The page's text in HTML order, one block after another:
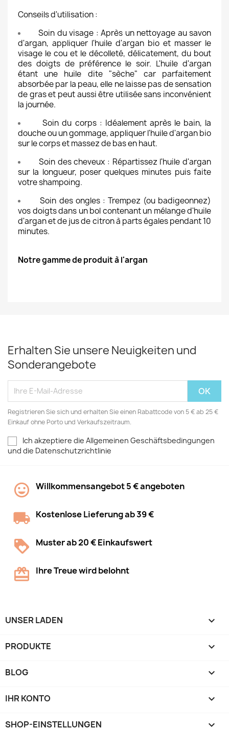
Conseils d'utilisation :
Soin du visage : Après un nettoyage au savon
d'argan, appliquer l'huile d'argan bio et masser le
visage le cou et le décolleté, délicatement, du bout
des doigts de préférence le soir. L'huile d'argan
étant une huile dite "sèche" car parfaitement
absorbée par la peau, elle ne laisse pas de sensation
de gras et peut aussi être utilisée sans inconvénient
la journée.
Soin du corps : Idéalement après le bain, la
douche ou un gommage, appliquer l'huile d'argan bio
sur le corps et massez de bas en haut.
Soin des cheveux : Répartissez l'huile d'argan
sur la longueur, poser quelques minutes puis faite
votre shampoing.
Soin des ongles : Trempez (ou badigeonnez)
vos doigts dans un bol contenant un mélange d'huile
d'argan et de jus de citron à parts égales pendant 10
minutes.
Notre gamme de produit à l'argan
Erhalten Sie unsere Neuigkeiten und
Sonderangebote
Registrieren Sie sich und erhalten Sie einen Rabattcode von 5 € ab 25 €
Einkauf ohne Porto und Verkaufszeitraum.
Ich akzeptiere die Allgemeinen Geschäftsbedingungen
und die Datenschutzrichtlinie
Willkommensangebot 5 € angeboten
Kostenlose Lieferung ab 39 €
Muster ab 20 € Einkaufswert
Ihre Treue wird belohnt
UNSER LADEN 
PRODUKTE 
BLOG 
IHR KONTO 
SHOP-EINSTELLUNGEN keyboard_arrow_down